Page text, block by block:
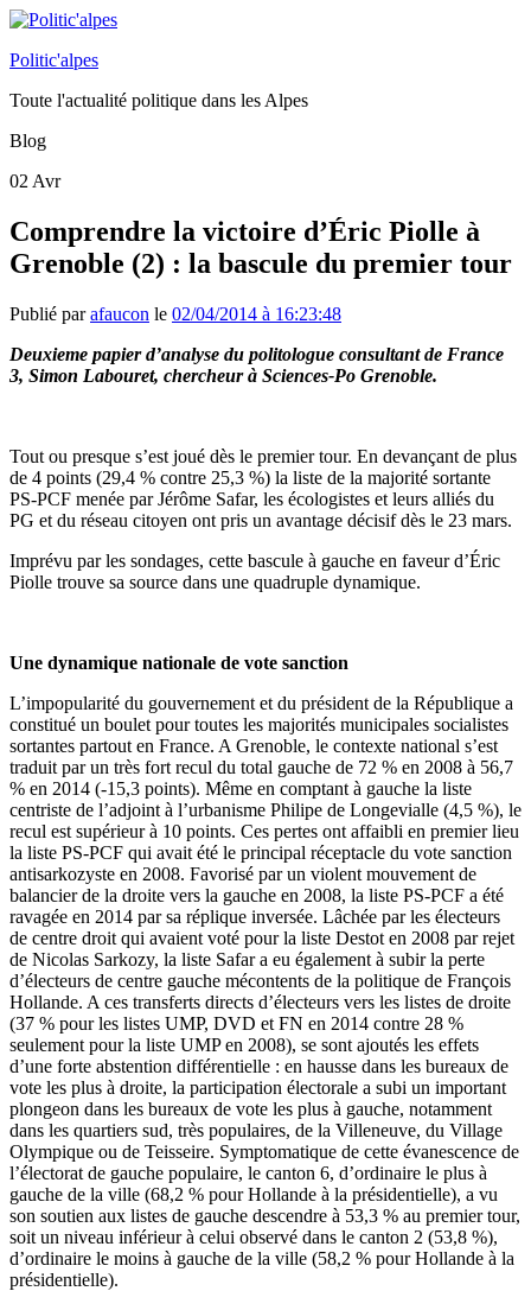
Politic'alpes
Toute l'actualité politique dans les Alpes
Blog
02 Avr
Comprendre la victoire d’Éric Piolle à
Grenoble (2) : la bascule du premier tour
Publié parafaucon le 02/04/2014 à 16:23:48
Deuxieme papier d’analyse du politologue consultant de France
3, Simon Labouret, chercheur à Sciences-Po Grenoble.
Tout ou presque s’est joué dès le premier tour. En devançant de plus
de 4 points (29,4 % contre 25,3 %) la liste de la majorité sortante
PS-PCF menée par Jérôme Safar, les écologistes et leurs alliés du
PG et du réseau citoyen ont pris un avantage décisif dès le 23 mars.
Imprévu par les sondages, cette bascule à gauche en faveur d’Éric
Piolle trouve sa source dans une quadruple dynamique.
Une dynamique nationale de vote sanction
L’impopularité du gouvernement et du président de la République a
constitué un boulet pour toutes les majorités municipales socialistes
sortantes partout en France. A Grenoble, le contexte national s’est
traduit par un très fort recul du total gauche de 72 % en 2008 à 56,7
% en 2014 (-15,3 points). Même en comptant à gauche la liste
centriste de l’adjoint à l’urbanisme Philipe de Longevialle (4,5 %), le
recul est supérieur à 10 points. Ces pertes ont affaibli en premier lieu
la liste PS-PCF qui avait été le principal réceptacle du vote sanction
antisarkozyste en 2008. Favorisé par un violent mouvement de
balancier de la droite vers la gauche en 2008, la liste PS-PCF a été
ravagée en 2014 par sa réplique inversée. Lâchée par les électeurs
de centre droit qui avaient voté pour la liste Destot en 2008 par rejet
de Nicolas Sarkozy, la liste Safar a eu également à subir la perte
d’électeurs de centre gauche mécontents de la politique de François
Hollande. A ces transferts directs d’électeurs vers les listes de droite
(37 % pour les listes UMP, DVD et FN en 2014 contre 28 %
seulement pour la liste UMP en 2008), se sont ajoutés les effets
d’une forte abstention différentielle : en hausse dans les bureaux de
vote les plus à droite, la participation électorale a subi un important
plongeon dans les bureaux de vote les plus à gauche, notamment
dans les quartiers sud, très populaires, de la Villeneuve, du Village
Olympique ou de Teisseire. Symptomatique de cette évanescence de
l’électorat de gauche populaire, le canton 6, d’ordinaire le plus à
gauche de la ville (68,2 % pour Hollande à la présidentielle), a vu
son soutien aux listes de gauche descendre à 53,3 % au premier tour,
soit un niveau inférieur à celui observé dans le canton 2 (53,8 %),
d’ordinaire le moins à gauche de la ville (58,2 % pour Hollande à la
présidentielle).